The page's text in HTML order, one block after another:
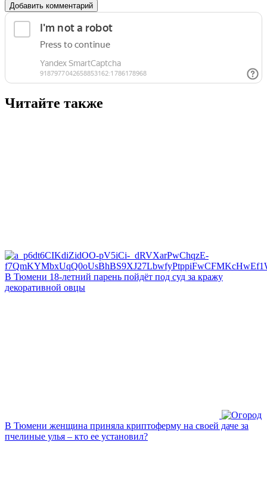
Добавить комментарий
Читайте также
В Тюмени 18‑летний парень пойдёт под суд за кражу
декоративной овцы
В Тюмени женщина приняла криптоферму на своей даче за
пчелиные улья – кто ее установил?